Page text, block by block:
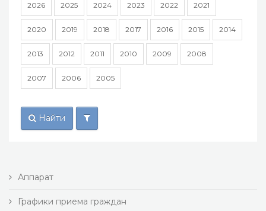
2026 2025 2024 2023 2022 2021
2020 2019 2018 2017 2016 2015 2014
2013 2012 2011 2010 2009 2008
2007 2006 2005
Найти
Аппарат
Графики приема граждан